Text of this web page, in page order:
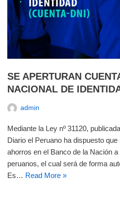
SE APERTURAN
NACIONAL DE
admin
Mediante la Ley nº 31120,
Diario el Peruano ha dispuesto
ahorros en el Banco de la Nación
peruanos, el cual será de forma
Es… Read More »